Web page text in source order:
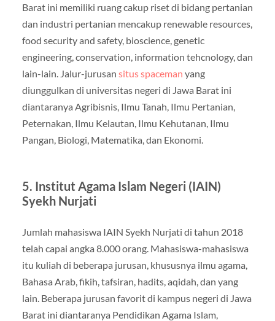
Barat ini memiliki ruang cakup riset di bidang pertanian
dan industri pertanian mencakup renewable resources,
food security and safety, bioscience, genetic
engineering, conservation, information tehcnology, dan
lain-lain. Jalur-jurusan situs spaceman yang
diunggulkan di universitas negeri di Jawa Barat ini
diantaranya Agribisnis, Ilmu Tanah, Ilmu Pertanian,
Peternakan, Ilmu Kelautan, Ilmu Kehutanan, Ilmu
Pangan, Biologi, Matematika, dan Ekonomi.
5. Institut Agama Islam Negeri (IAIN)
Syekh Nurjati
Jumlah mahasiswa IAIN Syekh Nurjati di tahun 2018
telah capai angka 8.000 orang. Mahasiswa-mahasiswa
itu kuliah di beberapa jurusan, khususnya ilmu agama,
Bahasa Arab, fikih, tafsiran, hadits, aqidah, dan yang
lain. Beberapa jurusan favorit di kampus negeri di Jawa
Barat ini diantaranya Pendidikan Agama Islam,